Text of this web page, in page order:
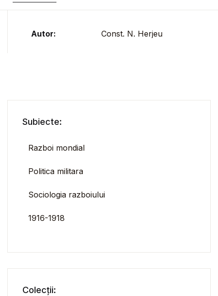
Autor: Const. N. Herjeu
Subiecte:
Razboi mondial
Politica militara
Sociologia razboiului
1916-1918
Colecții: